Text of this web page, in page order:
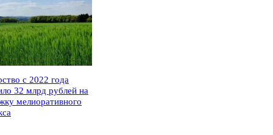
с 2022 года
32 млрд рублей на
мелиоративного